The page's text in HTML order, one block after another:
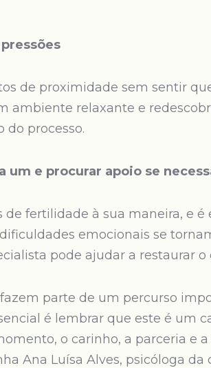
de proximidade sem sentir
ambiente relaxante e
do processo.
um e procurar apoio se
fertilidade à sua maneira, e é
emocionais se
pode ajudar a restaurar o
parte de um percurso
é lembrar que este é um
o carinho, a parceria e a
Ana Luísa Alves, psicóloga da